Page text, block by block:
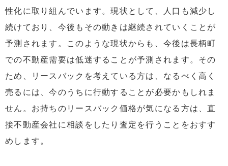
性化に取り組んでいます。現状として、人口も減少し
続けており、今後もその動きは継続されていくことが
予測されます。このような現状からも、今後は長柄町
での不動産需要は低迷することが予測されます。その
ため、リースバックを考えている方は、なるべく高く
売るには、今のうちに行動することが必要かもしれま
せん。お持ちのリースバック価格が気になる方は、直
接不動産会社に相談をしたり査定を行うことをおすす
めします。